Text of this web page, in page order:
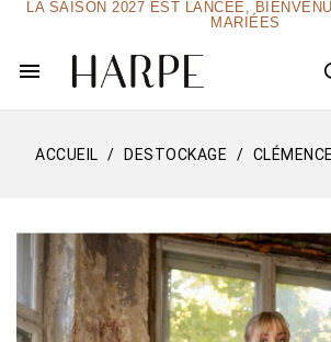
LA SAISON 2027 EST LANCÉE,
MARIÉES
menu
ACCUEIL DESTOCKAGE